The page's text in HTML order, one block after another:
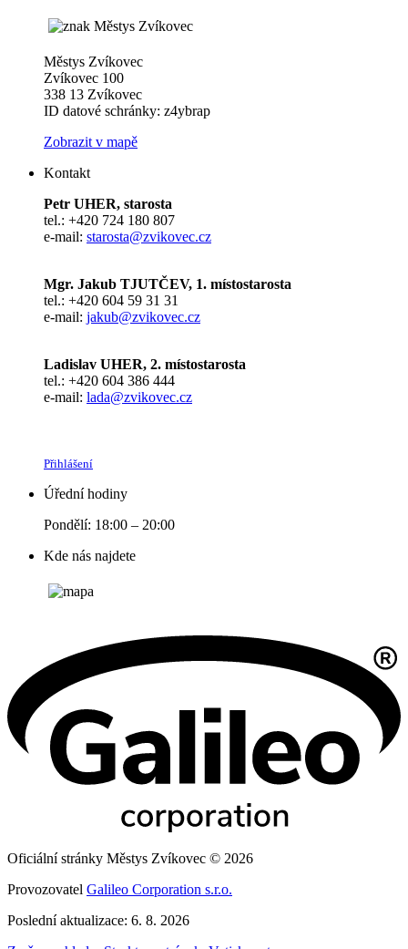
Městys Zvíkovec
Zvíkovec 100
338 13 Zvíkovec
ID datové schránky: z4ybrap
Zobrazit v mapě
Kontakt
Petr UHER, starosta
tel.: +420 724 180 807
e-mail: starosta@zvikovec.cz
Mgr. Jakub TJUTČEV, 1. místostarosta
tel.: +420 604 59 31 31
e-mail: jakub@zvikovec.cz
Ladislav UHER, 2. místostarosta
tel.: +420 604 386 444
e-mail: lada@zvikovec.cz
Přihlášení
Úřední hodiny
Pondělí: 18:00 – 20:00
Kde nás najdete
Oficiální stránky Městys Zvíkovec © 2026
Provozovatel Galileo Corporation s.r.o.
Poslední aktualizace: 6. 8. 2026